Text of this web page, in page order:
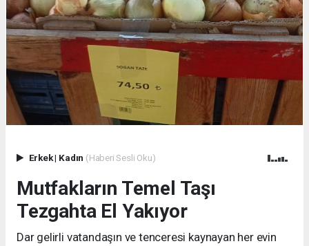
Erkek| Kadın (Haberi Sesli Oku)
Mutfakların Temel Taşı
Tezgahta El Yakıyor
Dar gelirli vatandaşın ve tenceresi kaynayan her evin